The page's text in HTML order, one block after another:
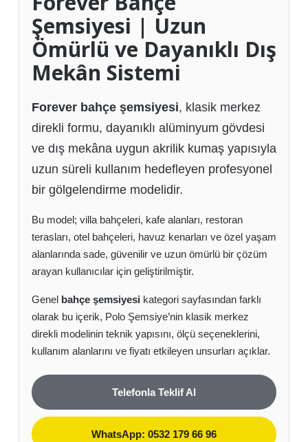
Şemsiyesi | Uzun
Ömürlü ve Dayanıklı Dış
Mekân Sistemi
Forever bahçe şemsiyesi, klasik merkez
direkli formu, dayanıklı alüminyum gövdesi
ve dış mekâna uygun akrilik kumaş yapısıyla
uzun süreli kullanım hedefleyen profesyonel
bir gölgelendirme modelidir.
Bu model; villa bahçeleri, kafe alanları, restoran
terasları, otel bahçeleri, havuz kenarları ve özel yaşam
alanlarında sade, güvenilir ve uzun ömürlü bir çözüm
arayan kullanıcılar için geliştirilmiştir.
Genel bahçe şemsiyesi kategori sayfasından farklı
olarak bu içerik, Polo Şemsiye’nin klasik merkez
direkli modelinin teknik yapısını, ölçü seçeneklerini,
kullanım alanlarını ve fiyatı etkileyen unsurları açıklar.
Telefonla Teklif Al
WhatsApp: 0532 179 66 96